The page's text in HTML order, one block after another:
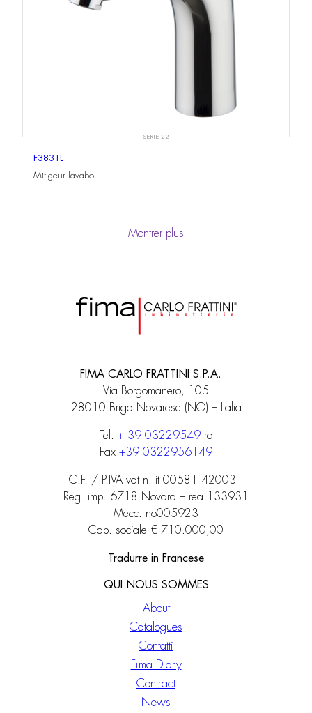
SERIE 22
F3831L
Mitigeur lavabo
Montrer plus
FIMA CARLO FRATTINI S.P.A.
Via Borgomanero, 105
28010 Briga Novarese (NO) – Italia
Tel. + 39 03229549ra
Fax +39 0322956149
C.F. / P.IVA vat n. it 00581 420031
Reg. imp. 6718 Novara – rea 133931
Mecc. no005923
Cap. sociale € 710.000,00
Tradurre in Francese
QUI NOUS SOMMES
About
Catalogues
Contatti
Fima Diary
Contract
News